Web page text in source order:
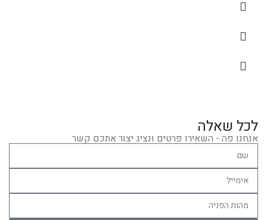
לכל שאלה
אנחנו פה - השאירו פרטים ונציג יצור אתכם קשר